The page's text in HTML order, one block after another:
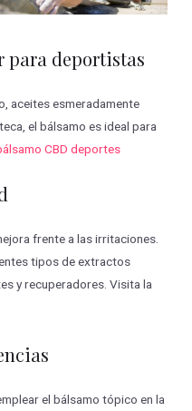
para deportistas
aceites esmeradamente
el bálsamo es ideal para
CBD deportes
frente a las irritaciones.
tipos de extractos
y recuperadores. Visita la
el bálsamo tópico en la